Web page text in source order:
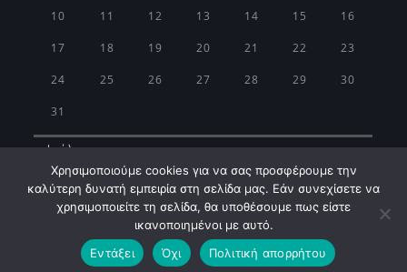
10 11 12 13 14 15 16
17 18 19 20 21 22 23
24 25 26 27 28 29 30
31
« Ιούλ
Municipality of Koropi © 2026
Χρησιμοποιούμε cookies για να σας προσφέρουμε την
καλύτερη δυνατή εμπειρία στη σελίδα μας. Εάν συνεχίσετε να
χρησιμοποιείτε τη σελίδα, θα υποθέσουμε πως είστε
ικανοποιημένοι με αυτό.
Εντάξει
Όχι Πολιτική απορρήτου